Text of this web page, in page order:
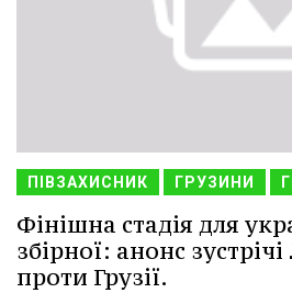
ПІВЗАХИСНИК ГРУЗИНИ
Фінішна стадія для
збірної: анонс
проти Грузії.